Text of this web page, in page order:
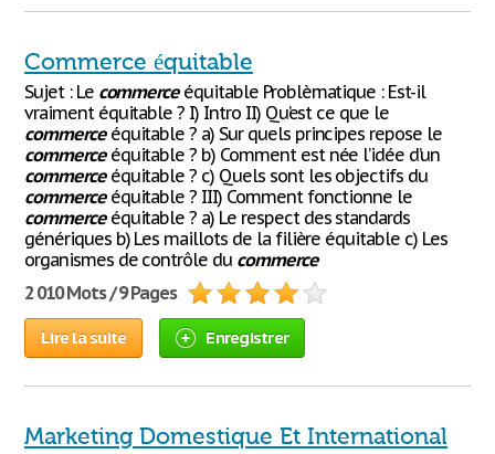
Commerce équitable
Sujet : Le commerceéquitable Problèmatique : Est-il
vraiment équitable ? I) Intro II) Qu’est ce que le
commerceéquitable ? a) Sur quels principes repose le
commerceéquitable ? b) Comment est née l’idée d’un
commerceéquitable ? c) Quels sont les objectifs du
commerceéquitable ? III) Comment fonctionne le
commerceéquitable ? a) Le respect des standards
génériques b) Les maillots de la filière équitable c) Les
organismes de contrôle du commerce
2 010 Mots / 9 Pages
Lire la suite Enregistrer
Marketing Domestique Et International